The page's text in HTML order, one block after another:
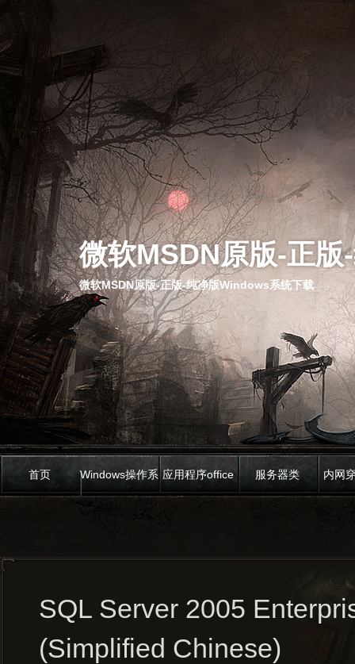
微软MSDN原版-正
微软MSDN原版-正版-纯净版Windows系统下载
首页 Windows操作系 应用程序office 服务器类 内网
SQL Server 2005
(Simplified Chinese)